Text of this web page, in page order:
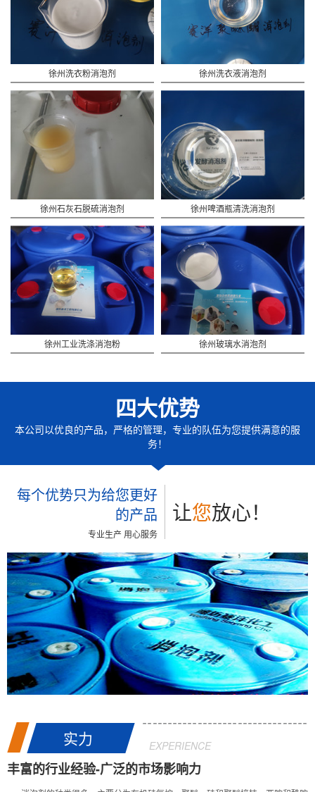
徐州洗衣粉消泡剂 徐州洗衣液消泡剂
徐州石灰石脱硫消泡剂 徐州啤酒瓶清洗消泡剂
徐州工业洗涤消泡粉 徐州玻璃水消泡剂
四大优势
本公司以优良的产品，严格的管理，专业的队伍为您提供满意的服
务！
每个优势只为给您更好
的产品
专业生产 用心服务
让您放心！
实力 EXPERIENCE
丰富的行业经验-广泛的市场影响力